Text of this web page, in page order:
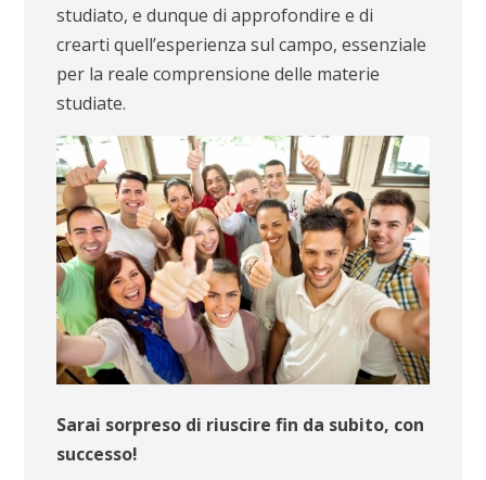
studiato, e dunque di approfondire e di
crearti quell’esperienza sul campo, essenziale
per la reale comprensione delle materie
studiate.
Sarai sorpreso di riuscire fin da subito, con
successo!